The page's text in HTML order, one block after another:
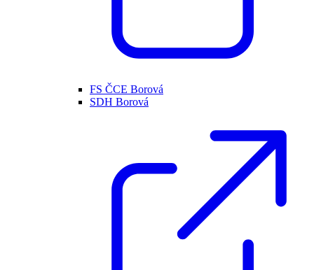
FS ČCE Borová
SDH Borová